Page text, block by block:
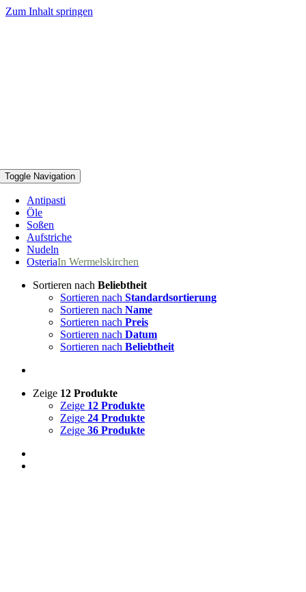
Zum Inhalt springen
Toggle Navigation
Antipasti
Öle
Soßen
Aufstriche
Nudeln
OsteriaIn Wermelskirchen
Sortieren nach Beliebtheit
Sortieren nach Standardsortierung
Sortieren nach Name
Sortieren nach Preis
Sortieren nach Datum
Sortieren nach Beliebtheit
Zeige 12 Produkte
Zeige 12 Produkte
Zeige 24 Produkte
Zeige 36 Produkte